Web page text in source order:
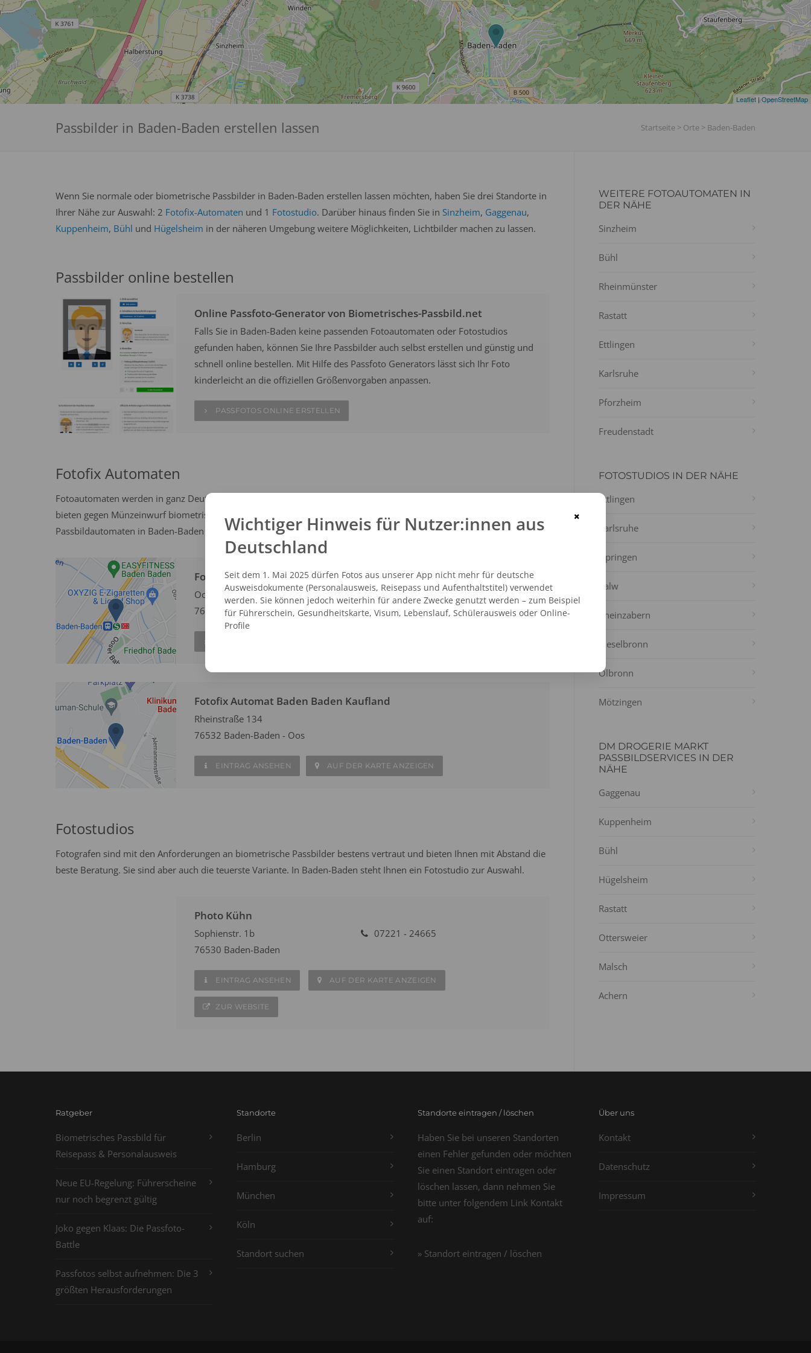
Leaflet |OpenStreetMap
Passbilder in Baden-Baden erstellen lassen Startseite > Orte > Baden-Baden
Wenn Sie normale oder biometrische Passbilder in Baden-Baden erstellen lassen möchten, haben Sie drei Standorte in
Ihrer Nähe zur Auswahl: 2 Fotofix-Automaten und 1 Fotostudio. Darüber hinaus finden Sie in Sinzheim, Gaggenau,
Kuppenheim, Bühl und Hügelsheim in der näheren Umgebung weitere Möglichkeiten, Lichtbilder machen zu lassen.
Passbilder online bestellen
Online Passfoto-Generator von Biometrisches-Passbild.net
Falls Sie in Baden-Baden keine passenden Fotoautomaten oder Fotostudios
gefunden haben, können Sie Ihre Passbilder auch selbst erstellen und günstig und
schnell online bestellen. Mit Hilfe des Passfoto Generators lässt sich Ihr Foto
kinderleicht an die offiziellen Größenvorgaben anpassen.
PASSFOTOS ONLINE ERSTELLEN
Fotofix Automaten
Fotoautomaten werden in ganz Deutschland häufig an belebten Orten wie Bahnhöfen oder Flughäfen aufgestellt und
bieten gegen Münzeinwurf biometrische Passbilder nach offiziellen Vorgaben. Wählen Sie aus einem der zwei Fotofix-
Passbildautomaten in Baden-Baden und erstellen Sie vor Ort innerhalb weniger Minuten Ihre eigenen Passfotos.
Fotofix Automat Baden Baden Bahnhof Oos
Ooser Bahnhofstr . 4
76532 Baden-Baden - Oos
Fotofix Automat Baden Baden Kaufland
Rheinstraße 134
76532 Baden-Baden - Oos
EINTRAG ANSEHEN AUF DER KARTE ANZEIGEN
Fotostudios
Fotografen sind mit den Anforderungen an biometrische Passbilder bestens vertraut und bieten Ihnen mit Abstand die
beste Beratung. Sie sind aber auch die teuerste Variante. In Baden-Baden steht Ihnen ein Fotostudio zur Auswahl.
Photo Kühn
Sophienstr. 1b
76530 Baden-Baden
07221 - 24665
EINTRAG ANSEHEN AUF DER KARTE ANZEIGEN
ZUR WEBSITE
WEITERE FOTOAUTOMATEN IN
DER NÄHE
Sinzheim
Bühl
Rheinmünster
Rastatt
Ettlingen
Karlsruhe
Pforzheim
Freudenstadt
FOTOSTUDIOS IN DER NÄHE
Ettlingen
Karlsruhe
Ispringen
Calw
Rheinzabern
Kieselbronn
Ölbronn
Mötzingen
DM DROGERIE MARKT
PASSBILDSERVICES IN DER
NÄHE
Gaggenau
Kuppenheim
Bühl
Hügelsheim
Rastatt
Ottersweier
Malsch
Achern
Ratgeber
Biometrisches Passbild für
Reisepass & Personalausweis
Neue EU-Regelung: Führerscheine
nur noch begrenzt gültig
Joko gegen Klaas: Die Passfoto-
Battle
Passfotos selbst aufnehmen: Die 3
größten Herausforderungen
Standorte
Berlin
Hamburg
München
Köln
Standort suchen
Standorte eintragen / löschen
Haben Sie bei unseren Standorten
einen Fehler gefunden oder möchten
Sie einen Standort eintragen oder
löschen lassen, dann nehmen Sie
bitte unter folgendem Link Kontakt
auf:
» Standort eintragen / löschen
Über uns
Kontakt
Datenschutz
Impressum
×
Wichtiger Hinweis für Nutzer:innen aus
Deutschland
Seit dem 1. Mai 2025 dürfen Fotos aus unserer App nicht mehr für deutsche
Ausweisdokumente (Personalausweis, Reisepass und Aufenthaltstitel) verwendet
werden. Sie können jedoch weiterhin für andere Zwecke genutzt werden – zum Beispiel
für Führerschein, Gesundheitskarte, Visum, Lebenslauf, Schülerausweis oder Online-
Profile